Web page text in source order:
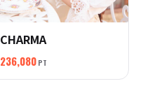
CHARMA
236,080 PT